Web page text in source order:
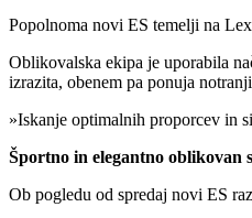
Popolnoma novi ES temelji na
Oblikovalska ekipa je uporabila
izrazita, obenem pa ponuja
»Iskanje optimalnih proporcev in
Športno in elegantno oblikovan
Ob pogledu od spredaj novi ES